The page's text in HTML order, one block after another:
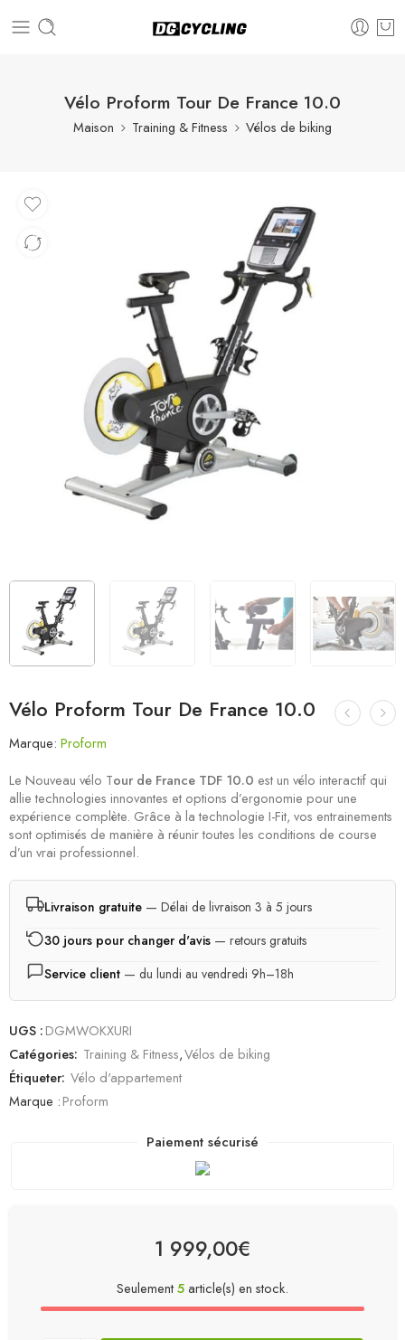
Vélo Proform Tour De France 10.0
Maison Training & Fitness Vélos de biking
Vélo Proform Tour De France 10.0
Marque: Proform
Le Nouveau vélo Tour de France TDF 10.0 est un vélo interactif qui
allie technologies innovantes et options d’ergonomie pour une
expérience complète. Grâce à la technologie I-Fit, vos entrainements
sont optimisés de manière à réunir toutes les conditions de course
d’un vrai professionnel.
Livraison gratuite — Délai de livraison 3 à 5 jours
30 jours pour changer d'avis — retours gratuits
Service client — du lundi au vendredi 9h–18h
UGS :DGMWOKXURI
Catégories: Training & Fitness,Vélos de biking
Étiqueter: Vélo d'appartement
Marque :Proform
Paiement sécurisé
1 999,00€
Seulement5article(s) en stock.